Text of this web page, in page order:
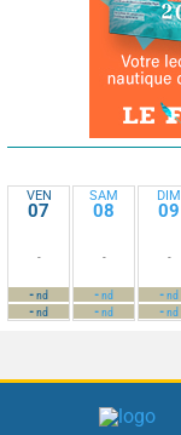
VEN
07
-
-nd
-nd
SAM
08
-
-nd
-nd
DIM
09
-
-nd
-nd